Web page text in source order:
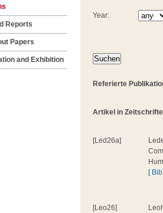
Reports
Papers
and Exhibition
Year:
Referierte
Artikel in
[Led26a]
[
[Leo26]